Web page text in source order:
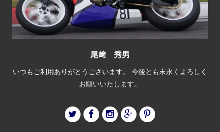
尾﨑 秀男
いつもご利用ありがとうございます。 今後とも末永くよろしく
お願いいたします。